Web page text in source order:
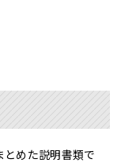
めた説明書類で